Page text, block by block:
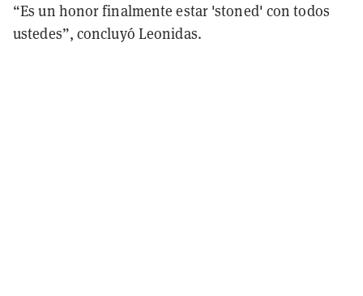
“Es un honor finalmente estar 'stoned' con todos
ustedes”, concluyó Leonidas.